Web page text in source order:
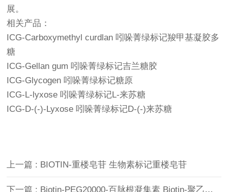
展。
相关产品：
ICG-Carboxymethyl curdlan 吲哚菁绿标记羧甲基凝胶多
糖
ICG-Gellan gum 吲哚菁绿标记吉兰糖胶
ICG-Glycogen 吲哚菁绿标记糖原
ICG-L-lyxose 吲哚菁绿标记L-来苏糖
ICG-D-(-)-Lyxose 吲哚菁绿标记D-(-)来苏糖
上一篇 : BIOTIN-重楼皂苷 生物素标记重楼皂苷
下一篇 : Biotin-PEG20000-百脉根凝集素 Biotin-聚乙二醇20000-百脉根凝集素